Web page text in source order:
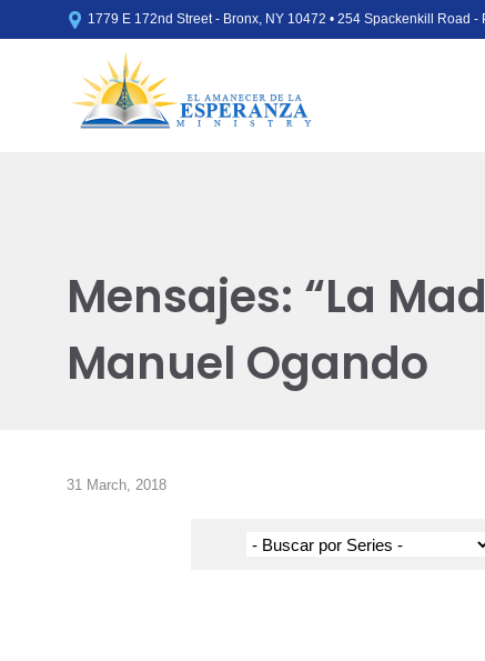
 1779 E 172nd Street - Bronx, NY 10472 • 254 Spackenkill Road
Mensajes: “La
Manuel Ogando
31 March, 2018